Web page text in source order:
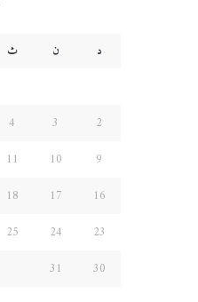
د
ن ث
2
3
4
9
10
11
16
17
18
23
24
25
30
31